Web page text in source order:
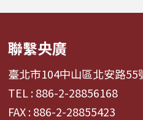
啦啦隊...
聯繫央廣
臺北市104中山區北安路55
TEL : 886-2-28856168
FAX : 886-2-28855423